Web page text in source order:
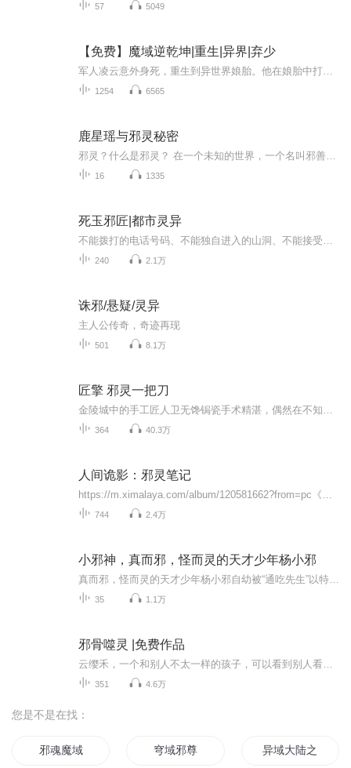
57 5049
【免费】魔域逆乾坤|重生|异界|弃少
1254 6565
鹿星瑶与邪灵秘密
16 1335
死玉邪匠|都市灵异
240 2.1万
诛邪/悬疑/灵异
主人公传奇，奇迹再现
501 8.1万
匠擎 邪灵一把刀
364 40.3万
人间诡影：邪灵笔记
744 2.4万
小邪神，真而邪，怪而灵的天才少年杨小邪
35 1.1万
邪骨噬灵 |免费作品
351 4.6万
您是不是在找：
邪魂魔域 穹域邪尊 异域大陆之邪鸦